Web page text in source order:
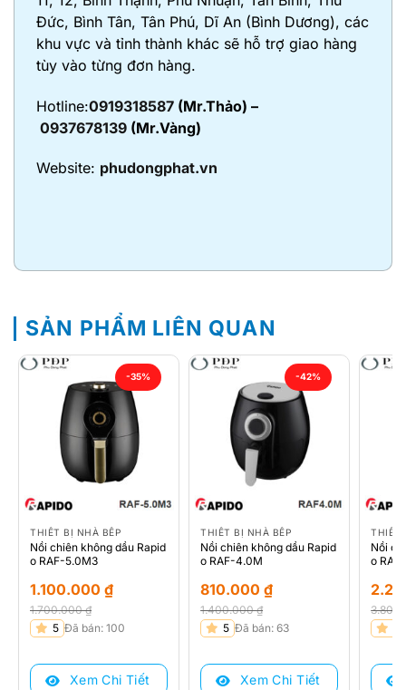
Đức, Bình Tân, Tân Phú, Dĩ An (Bình Dương), các
khu vực và tỉnh thành khác sẽ hỗ trợ giao hàng
tùy vào từng đơn hàng.
Hotline:0919318587 (Mr.Thảo) –
0937678139 (Mr.Vàng)
Website: phudongphat.vn
SẢN PHẨM LIÊN QUAN
-35%
THIẾT BỊ NHÀ BẾP
Nồi chiên không dầu Rapid
o RAF-5.0M3
1.700.000₫
Giá
là:
1.700.000 ₫.
1.100.000 ₫
Giá
tại
5 Đã bán: 100
Xem Chi Tiết
-42%
THIẾT BỊ NHÀ BẾP
Nồi chiên không dầu Rapid
o RAF-4.0M
1.400.000₫
Giá
là:
1.400.000 ₫.
810.000₫
Giá
tại
5 Đã bán: 63
Xem Chi Tiết
THIẾT
Nồi
o
Giá
là:
Giá
tại